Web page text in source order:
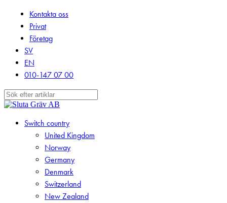
content
Kontakta oss
Privat
Företag
SV
EN
010-147 07 00
Close
search
Menu
Switch country
United Kingdom
Norway
Germany
Denmark
Switzerland
New Zealand